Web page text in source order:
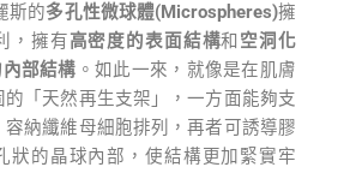
斯的多孔性微球體(Microspheres)擁
，擁有高密度的表面結構和 空洞化
部結構 。如此一來，就像是在肌膚
的「天然再生支架」，一方面能夠支
納纖維母細胞排列，再者可誘導膠
狀的晶球內部，使結構更加緊實牢